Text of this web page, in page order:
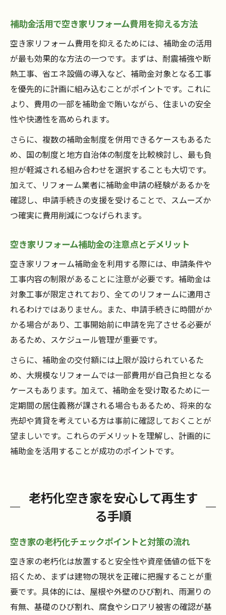
補助金活用で空き家リフォーム費用を抑える方法
空き家リフォーム費用を抑えるためには、補助金の活用
が最も効果的な方法の一つです。まずは、耐震補強や断
熱工事、省エネ設備の導入など、補助金対象となる工事
を優先的に計画に組み込むことがポイントです。これに
より、費用の一部を補助金で賄いながら、住まいの安全
性や快適性を高められます。
さらに、複数の補助金制度を併用できるケースもあるた
め、国の制度と地方自治体の制度を比較検討し、最も負
担が軽減される組み合わせを選択することも大切です。
加えて、リフォーム業者に補助金申請の経験があるかを
確認し、申請手続きの支援を受けることで、スムーズか
つ確実に費用削減につなげられます。
空き家リフォーム補助金の注意点とデメリット
空き家リフォーム補助金を利用する際には、申請条件や
工事内容の制限があることに注意が必要です。補助金は
対象工事が限定されており、全てのリフォームに適用さ
れるわけではありません。また、申請手続きに時間がか
かる場合があり、工事開始前に申請を完了させる必要が
あるため、スケジュール管理が重要です。
さらに、補助金の交付額には上限が設けられているた
め、大規模なリフォームでは一部費用が自己負担となる
ケースもあります。加えて、補助金を受け取るために一
定期間の居住義務が課される場合もあるため、将来的な
売却や賃貸を考えている方は事前に確認しておくことが
望ましいです。これらのデメリットを理解し、計画的に
補助金を活用することが成功のポイントです。
老朽化空き家を安心して再生す
る手順
空き家の老朽化チェックポイントと対策の流れ
空き家の老朽化は放置すると安全性や資産価値の低下を
招くため、まずは建物の現状を正確に把握することが重
要です。具体的には、屋根や外壁のひび割れ、雨漏りの
有無、基礎のひび割れ、腐食やシロアリ被害の確認が基